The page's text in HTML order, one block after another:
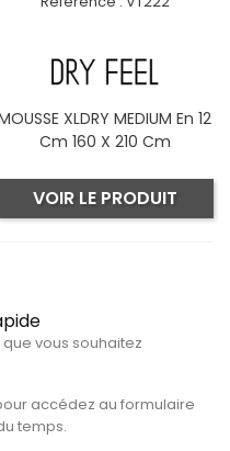
vous souhaitez
accédez au formulaire
temps.
XLDRY MEDIUM En 12
Cm 160 X 210 Cm
VOIR LE PRODUIT